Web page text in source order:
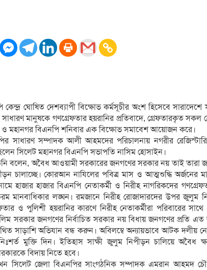
ঘোষিত দেশব্যাপী বিক্ষোভ কর্মসূচীর অংশ হিসেবে সারাদেশে
মানুষকে গণগ্রেফতার হয়রানির প্রতিবাদে, গ্রেফতারকৃত সকল
ও মহানগর বিএনপি শনিবার এক বিক্ষোভ সমাবেশ আয়োজন করে।
সাধারণ সম্পাদক আলী আহমদের পরিচালনায় নগরীর
সিলেট মহানগর বিএনপি সভাপতি নাসিম হোসাইন।
বলেন, অবৈধ আওয়ামী সরকারের জনগণের সরকার নয় তাই তারা
চালাচ্ছে। কোরআন নাযিলের পবিত্র মাস ও আত্মশুদ্ধি অর্জনের
হাজার হাজার বিএনপি নেতাকর্মী ও নিরীহ নাগরিকদের
মানবাধিকার লঙ্ঘন। রমজানে নিরীহ রোজাদারদের উপর জুলুম
ও পুলিশী হয়রানির কারণে নিরীহ নেতাকর্মীরা পরিবারের
সরকার জনগণের নির্বাচিত সরকার নয় বিধায় জনগণের প্রতি এত
সাড়াশি অভিযান বন্ধ করুন। অবিলম্বে অন্যায়ভাবে আটক দলীয়
মুক্তি দিন। ইতিহাস সাক্ষী জুলুম নিপীড়ন চালিয়ে অবৈধ
বিদায় নিতে হবে।
সিলেট জেলা বিএনপির সাংগঠনিক সম্পাদক এমরান আহমদ